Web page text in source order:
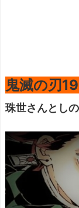
鬼滅の刃
珠世さんとし